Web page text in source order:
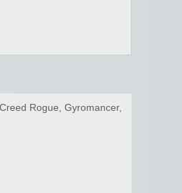
Rogue, Gyromancer,